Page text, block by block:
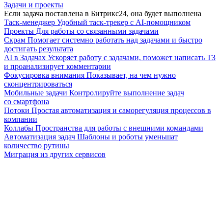
Задачи и проекты
Если задача поставлена в Битрикс24, она будет выполнена
Таск-менеджер Удобный таск-трекер с AI-помощником
Проекты Для работы со связанными задачами
Скрам Помогает системно работать над задачами и быстро
достигать результата
AI в Задачах Ускоряет работу с задачами, поможет написать ТЗ
и проанализирует комментарии
Фокусировка внимания Показывает, на чем нужно
сконцентрироваться
Мобильные задачи Контролируйте выполнение задач
со смартфона
Потоки Простая автоматизация и саморегуляция процессов в
компании
Коллабы Пространства для работы с внешними командами
Автоматизация задач Шаблоны и роботы уменьшат
количество рутины
Миграция из других сервисов